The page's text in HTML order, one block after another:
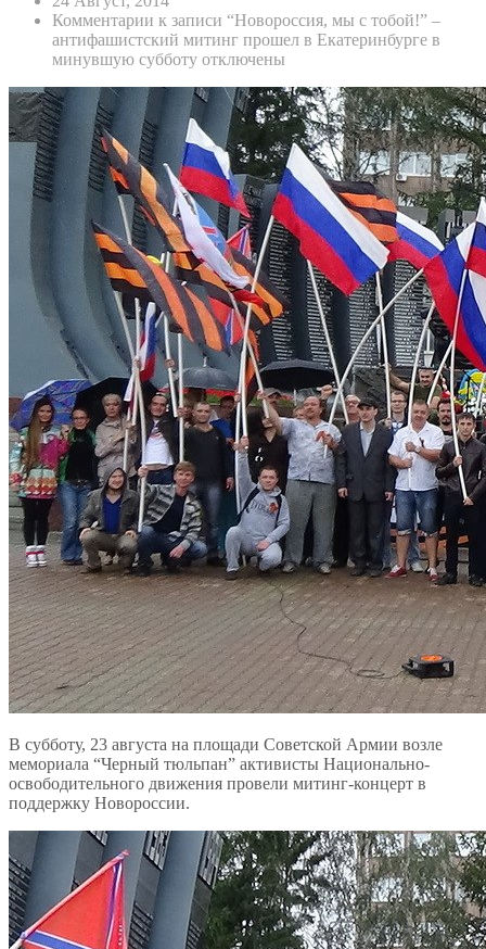
Комментарии к записи “Новороссия, мы с тобой!” –
антифашистский митинг прошел в Екатеринбурге в
минувшую субботу отключены
В субботу, 23 августа на площади Советской Армии возле
мемориала “Черный тюльпан” активисты Национально-
освободительного движения провели митинг-концерт в
поддержку Новороссии.